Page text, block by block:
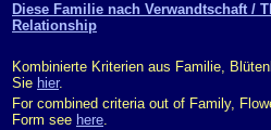
Diese Familie nach Verwandtschaft /
Relationship
Kombinierte Kriterien aus Familie,
Sie hier.
For combined criteria out of Family,
Form see here.